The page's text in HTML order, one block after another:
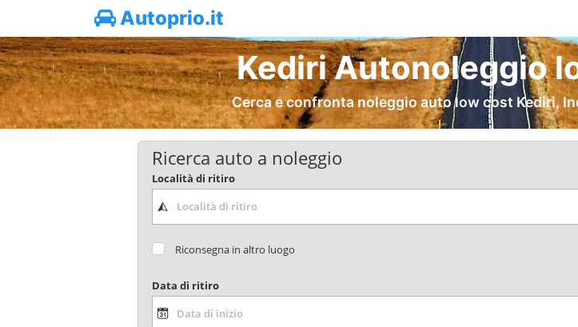
Autoprio.it
Kediri Autonoleggio
Cerca e confronta noleggio auto low cost Kediri,
Ricerca auto a noleggio
Località di ritiro
Riconsegna in altro luogo
Data di ritiro